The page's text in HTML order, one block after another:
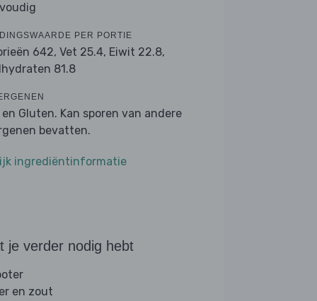
PER PORTIE
642, Vet 25.4, Eiwit 22.8,
81.8
en Gluten. Kan sporen van andere
bevatten.
ingrediëntinformatie
je verder nodig hebt
en zout